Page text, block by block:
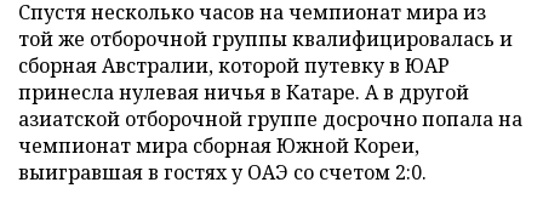
Спустя несколько часов на чемпионат мира из
той же отборочной группы квалифицировалась и
сборная Австралии, которой путевку в ЮАР
принесла нулевая ничья в Катаре. А в другой
азиатской отборочной группе досрочно попала на
чемпионат мира сборная Южной Кореи,
выигравшая в гостях у ОАЭ со счетом 2:0.